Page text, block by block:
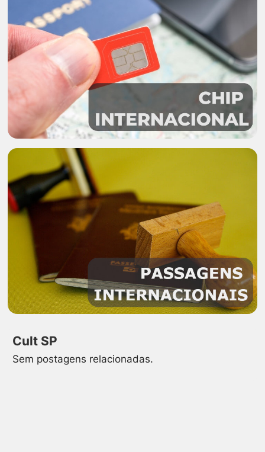
Cult SP
Sem postagens relacionadas.